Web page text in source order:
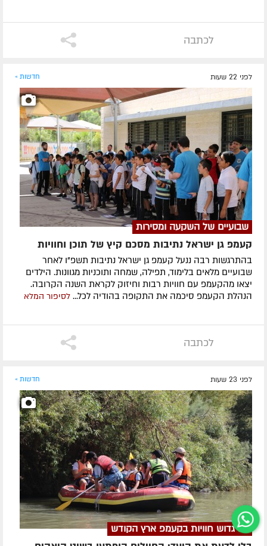
לכתבה
לפני 22 שעות חדשות »
שבועיים של השקעה ומסירות
קעמפ גן ישראל נתיבות מסכם קיץ של תוכן וחוויות
בהתרגשות רבה ננעל קעמפ גן ישראל נתיבות תשפ"ו לאחר
שבועיים מלאים בלימוד, תפילה, שמחה ותוכניות מגוונות. הילדים
יצאו מהקעמפ עם חוויות רבות וחיזוק לקראת השנה הקרובה.
הנהלת הקעמפ סיכמה את התקופה בהודיה לכל... לסיפור המלא
לכתבה
לפני 23 שעות חדשות »
יום גדוש חוויות בקעמפ ארץ הקודש